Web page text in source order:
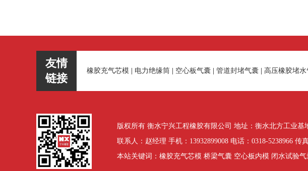
友情
链接
橡胶充气芯模 电力绝缘筒 空心板气囊 管道封堵气囊 高压橡胶堵水
版权所有 衡水宁兴工程橡胶有限公司 地址：衡水北方工业基
联系人：赵经理 手机：13932899008 电话：0318-5238966 传
本站关键词：橡胶充气芯模 桥梁气囊 空心板内模 闭水试验